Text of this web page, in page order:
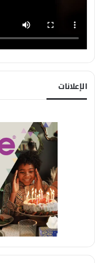
الإعلانات